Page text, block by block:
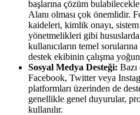
başlarına çözüm
Alanı olması çok önemlidir.
kaideleri, kimlik onayı, sistem
yönetmelikleri gibi
kullanıcıların temel
destek ekibinin çalışma
Sosyal Medya Desteği: Bazı
Facebook, Twitter veya
platformları üzerinden de
genellikle genel duyurular,
kullanılır.